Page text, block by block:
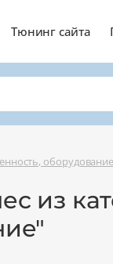
Тюнинг сайта
из